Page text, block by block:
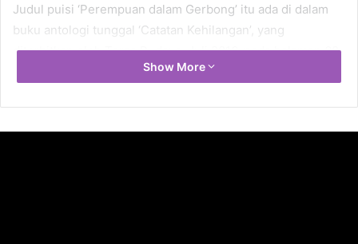
Judul puisi ‘Perempuan dalam Gerbong’ itu ada di dalam
buku antologi tunggal ‘Catatan Kehilangan’, yang
diterbitkan oleh Teras Budaya, Juli 2016, pada halaman 68.
‘Ia perempuan hitam
Show More